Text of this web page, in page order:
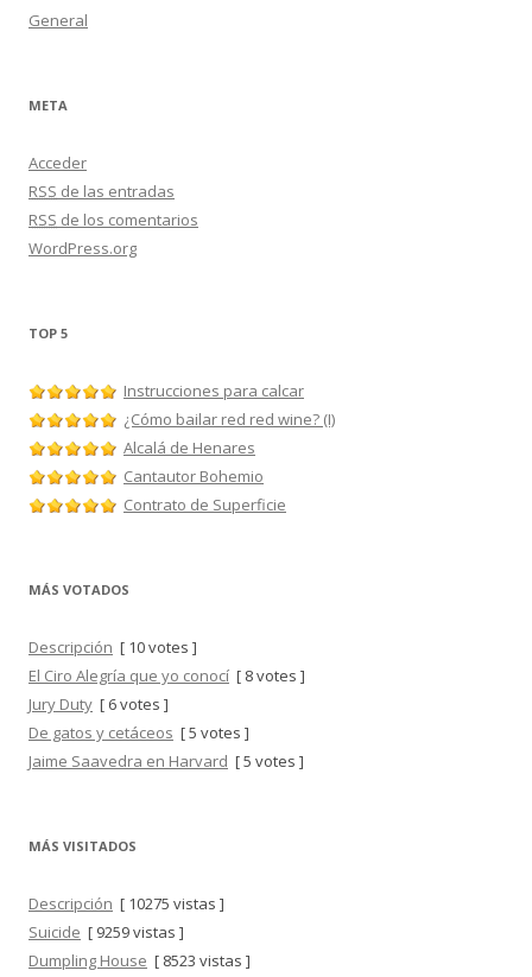
General
META
Acceder
RSS de las entradas
RSS de los comentarios
WordPress.org
TOP 5
Instrucciones para calcar
¿Cómo bailar red red wine? (I)
Alcalá de Henares
Cantautor Bohemio
Contrato de Superficie
MÁS VOTADOS
Descripción [ 10 votes ]
El Ciro Alegría que yo conocí [ 8 votes ]
Jury Duty [ 6 votes ]
De gatos y cetáceos [ 5 votes ]
Jaime Saavedra en Harvard [ 5 votes ]
MÁS VISITADOS
Descripción [ 10275 vistas ]
Suicide [ 9259 vistas ]
Dumpling House [ 8523 vistas ]